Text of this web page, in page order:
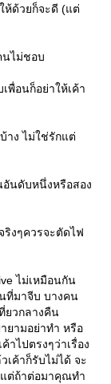
ห้ด้วยก็จะดี (แต่
นไม่ชอบ
พื่อนก็อย่าให้เค้า
าง ไม่ใช่รักแต่
อันดับหนึ่งหรือสอง
ริงๆควรจะตัดไฟ
ไม่เหมือนกัน
ที่มาจีบ บางคน
ยวกลางคืน
ยามอย่าทำ หรือ
าไปตรงๆว่าเรื่อง
ค้าก็รับไม่ได้ จะ
แต่ถ้าต่อมาคุณทำ